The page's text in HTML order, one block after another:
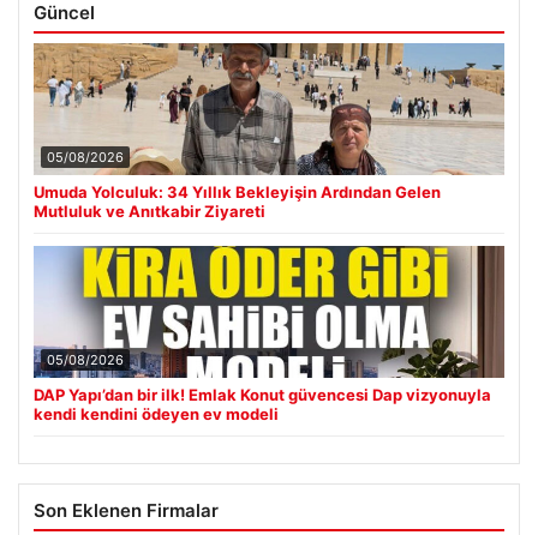
Güncel
05/08/2026
Umuda Yolculuk: 34 Yıllık Bekleyişin Ardından Gelen
Mutluluk ve Anıtkabir Ziyareti
05/08/2026
DAP Yapı’dan bir ilk! Emlak Konut güvencesi Dap vizyonuyla
kendi kendini ödeyen ev modeli
Son Eklenen Firmalar